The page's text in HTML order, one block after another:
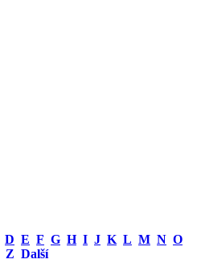
D E F G H I J K L M N O
Z Další